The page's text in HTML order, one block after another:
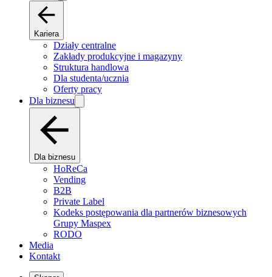
Kariera
Działy centralne
Zakłady produkcyjne i magazyny
Struktura handlowa
Dla studenta/ucznia
Oferty pracy
Dla biznesu
Dla biznesu
HoReCa
Vending
B2B
Private Label
Kodeks postępowania dla partnerów biznesowych
Grupy Maspex
RODO
Media
Kontakt